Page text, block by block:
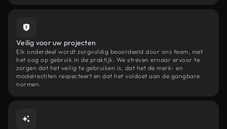
Veilig voor uw projecten
Elk onderdeel wordt zorgvuldig beoordeeld door ons team, met
het oog op gebruik in de praktijk. We streven ernaar ervoor te
zorgen dat het veilig te gebruiken is, dat het de merk- en
modelrechten respecteert en dat het voldoet aan de gangbare
normen.